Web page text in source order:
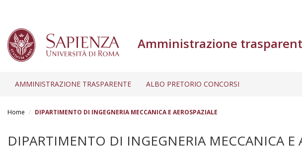
Amministrazione
AMMINISTRAZIONE TRASPARENTE ALBO PRETORIO CONCORSI
Home DIPARTIMENTO DI INGEGNERIA MECCANICA E AEROSPAZIALE
DIPARTIMENTO DI INGEGNERIA MECCANICA E